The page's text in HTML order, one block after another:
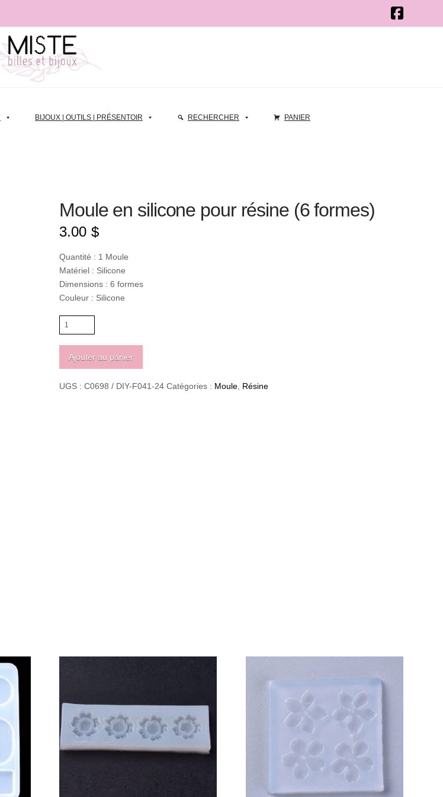
BIJOUX | OUTILS | PRÉSENTOIR RECHERCHER PANIER
Moule en silicone pour résine (6 formes)
3.00 $
Quantité : 1 Moule
Matériel : Silicone
Dimensions : 6 formes
Couleur : Silicone
quantité
de
pour
Ajouter au panier
UGS :C0698 / DIY-F041-24 Catégories : Moule Résine